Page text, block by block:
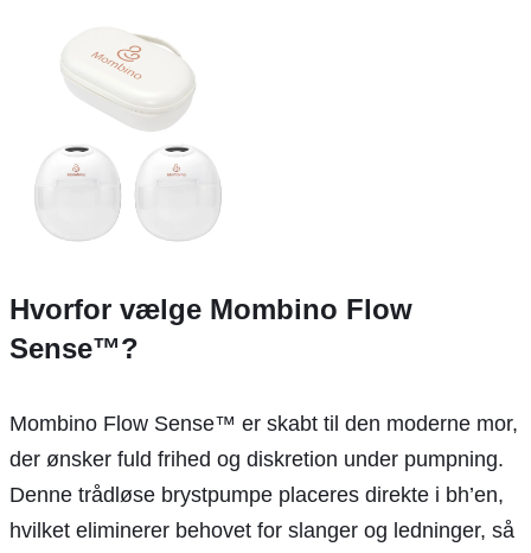
Hvorfor vælge Mombino Flow
Sense™?
Mombino Flow Sense™ er skabt til den moderne mor,
der ønsker fuld frihed og diskretion under pumpning.
Denne trådløse brystpumpe placeres direkte i bh’en,
hvilket eliminerer behovet for slanger og ledninger, så